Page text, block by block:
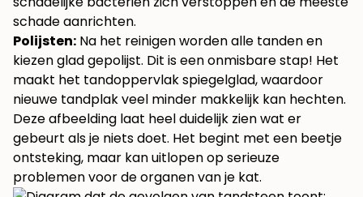
schade aanrichten.
Polijsten: Na het reinigen worden alle tanden en
kiezen glad gepolijst. Dit is een onmisbare stap! Het
maakt het tandoppervlak spiegelglad, waardoor
nieuwe tandplak veel minder makkelijk kan hechten.
Deze afbeelding laat heel duidelijk zien wat er
gebeurt als je niets doet. Het begint met een beetje
ontsteking, maar kan uitlopen op serieuze
problemen voor de organen van je kat.